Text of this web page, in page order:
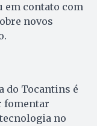
em contato com
novos
do Tocantins é
fomentar
no